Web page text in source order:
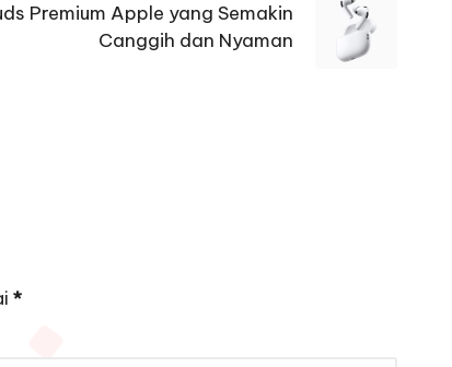
Premium Apple yang Semakin
Canggih dan Nyaman
*